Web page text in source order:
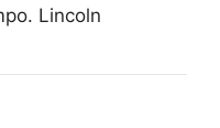
Lincoln